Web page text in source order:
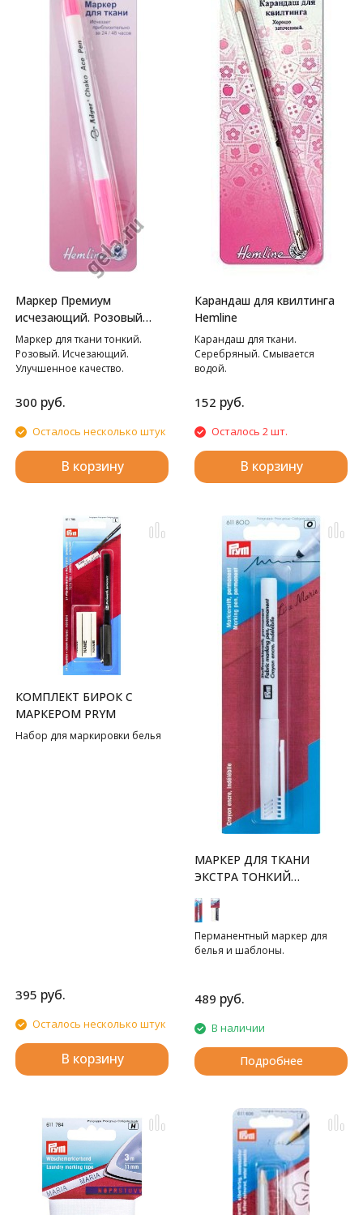
Маркер Премиум
исчезающий. Розовый
Hemline
Маркер для ткани тонкий.
Розовый. Исчезающий.
Улучшенное качество.
300 руб.
Осталось несколько штук
В корзину
Карандаш для квилтинга
Hemline
Карандаш для ткани.
Серебряный. Смывается
водой.
152 руб.
Осталось 2 шт.
В корзину
КОМПЛЕКТ БИРОК С
МАРКЕРОМ PRYM
Набор для маркировки белья
395 руб.
Осталось несколько штук
В корзину
МАРКЕР ДЛЯ ТКАНИ
ЭКСТРА ТОНКИЙ
Перманентный маркер для
белья и шаблоны.
489 руб.
В наличии
Подробнее